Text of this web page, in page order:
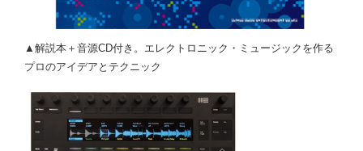
▲解説本＋音源CD付き。エレクトロニック・ミュージックを作る
プロのアイデアとテクニック